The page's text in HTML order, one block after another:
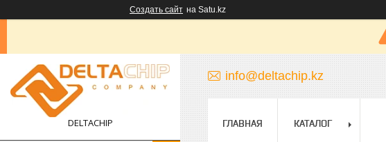
Создать сайт на Satu.kz
DELTACHIP
info@deltachip.kz
ГЛАВНАЯ КАТАЛОГ